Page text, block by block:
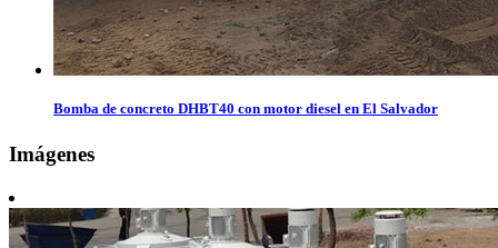
Bomba de concreto DHBT40 con motor diesel en El Salvador
Imágenes